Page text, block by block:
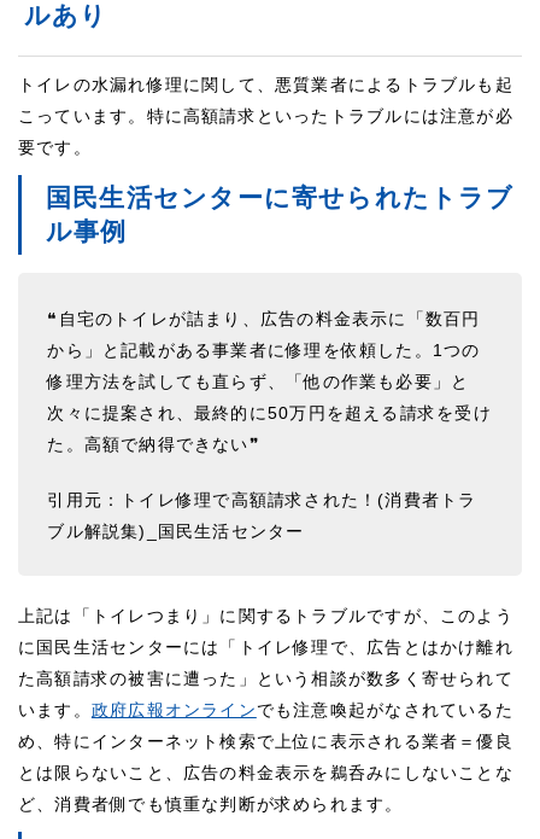
ルあり
トイレの水漏れ修理に関して、悪質業者によるトラブルも起
こっています。特に高額請求といったトラブルには注意が必
要です。
国民生活センターに寄せられたトラブ
ル事例
❝自宅のトイレが詰まり、広告の料金表示に「数百円
から」と記載がある事業者に修理を依頼した。1つの
修理方法を試しても直らず、「他の作業も必要」と
次々に提案され、最終的に50万円を超える請求を受け
た。高額で納得できない❞
引用元：
トイレ修理で高額請求された！(消費者トラ
ブル解説集)_国民生活センター
上記は「トイレつまり」に関するトラブルですが、このよう
に国民生活センターには「トイレ修理で、広告とはかけ離れ
た高額請求の被害に遭った」という相談が数多く寄せられて
います。 政府広報オンラインでも注意喚起がなされているた
め、特にインターネット検索で上位に表示される業者＝優良
とは限らないこと、広告の料金表示を鵜呑みにしないことな
ど、消費者側でも慎重な判断が求められます。